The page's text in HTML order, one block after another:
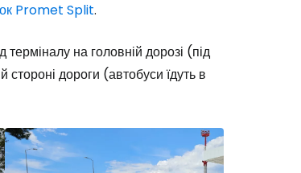
Promet Split.
на головній дорозі (під
дороги (автобуси їдуть в